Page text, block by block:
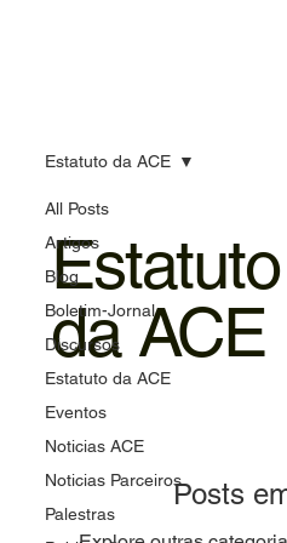
All Posts
Artigos
Blog
Boletim-Jornal
Discursos
Estatuto da ACE
Eventos
Noticias ACE
Noticias Parceiros
Palestras
Estatuto da ACE
Estatuto
da ACE
Posts